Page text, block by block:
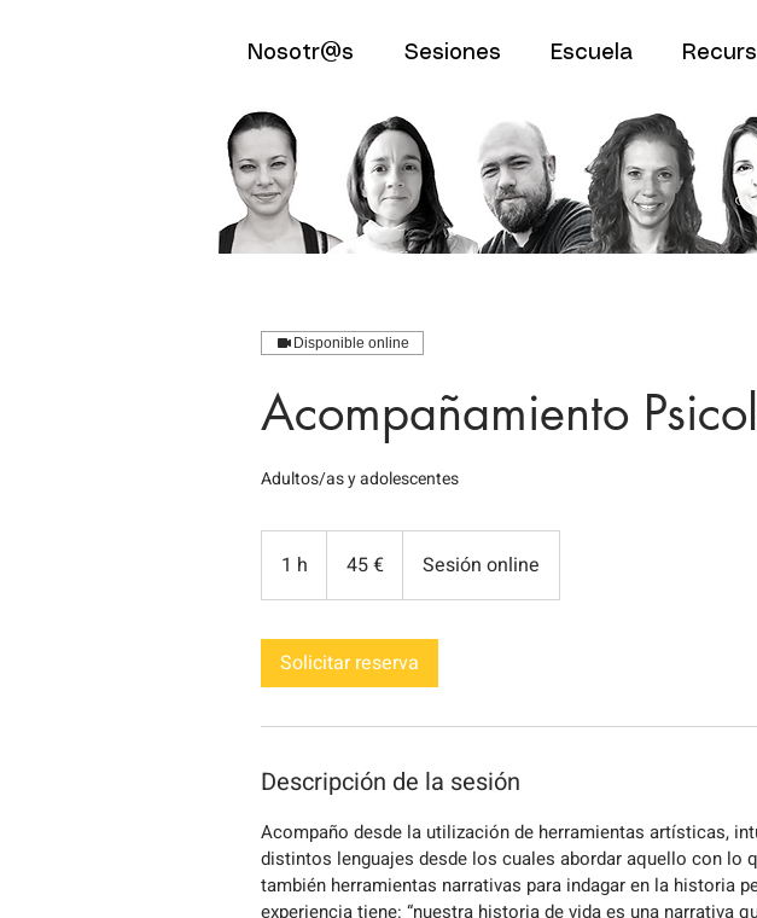
Nosotr@s Sesiones Escuela
Disponible online
Acompañamiento
Adultos/as y adolescentes
1 h 45 € Sesión online
Solicitar reserva
Descripción de la sesión
Acompaño desde la utilización de herramientas artísticas,
distintos lenguajes desde los cuales abordar aquello con lo
también herramientas narrativas para indagar en la historia
experiencia tiene: “nuestra historia de vida es una narrativa